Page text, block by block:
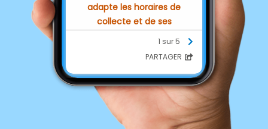
adapte les horaires de
collecte et de ses
canicule, les horaires de
collecte peuvent être
avancés.
Pensez à sortir votre
bac la veille au soir !
1 sur 5
PARTAGER